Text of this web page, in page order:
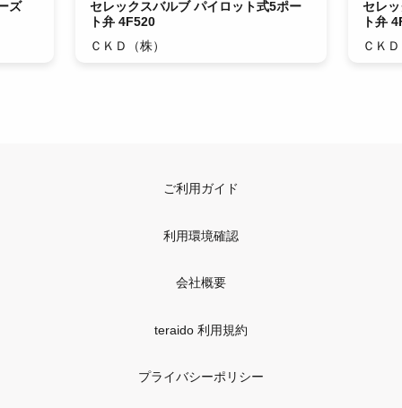
ズ
セレックスバルブ パイロット式5ポー
ト弁 4F520
ＣＫＤ（株）
セレ
ト弁
ＣＫ
ご利用ガイド
利用環境確認
会社概要
teraido 利用規約
プライバシーポリシー